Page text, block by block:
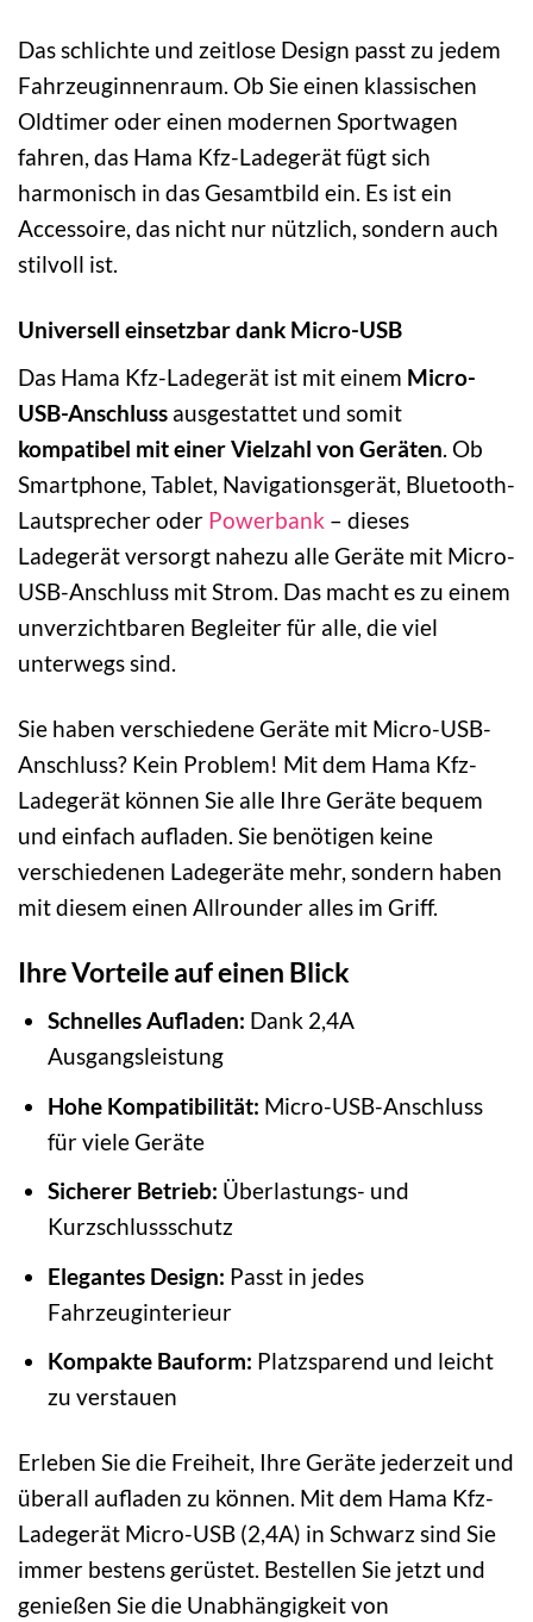
Das schlichte und zeitlose Design passt zu jedem
Fahrzeuginnenraum. Ob Sie einen klassischen
Oldtimer oder einen modernen Sportwagen
fahren, das Hama Kfz-Ladegerät fügt sich
harmonisch in das Gesamtbild ein. Es ist ein
Accessoire, das nicht nur nützlich, sondern auch
stilvoll ist.
Universell einsetzbar dank Micro-USB
Das Hama Kfz-Ladegerät ist mit einem Micro-
USB-Anschluss ausgestattet und somit
kompatibel mit einer Vielzahl von Geräten. Ob
Smartphone, Tablet, Navigationsgerät, Bluetooth-
Lautsprecher oder Powerbank – dieses
Ladegerät versorgt nahezu alle Geräte mit Micro-
USB-Anschluss mit Strom. Das macht es zu einem
unverzichtbaren Begleiter für alle, die viel
unterwegs sind.
Sie haben verschiedene Geräte mit Micro-USB-
Anschluss? Kein Problem! Mit dem Hama Kfz-
Ladegerät können Sie alle Ihre Geräte bequem
und einfach aufladen. Sie benötigen keine
verschiedenen Ladegeräte mehr, sondern haben
mit diesem einen Allrounder alles im Griff.
Ihre Vorteile auf einen Blick
Schnelles Aufladen: Dank 2,4A
Ausgangsleistung
Hohe Kompatibilität: Micro-USB-Anschluss
für viele Geräte
Sicherer Betrieb: Überlastungs- und
Kurzschlussschutz
Elegantes Design: Passt in jedes
Fahrzeuginterieur
Kompakte Bauform: Platzsparend und leicht
zu verstauen
Erleben Sie die Freiheit, Ihre Geräte jederzeit und
überall aufladen zu können. Mit dem Hama Kfz-
Ladegerät Micro-USB (2,4A) in Schwarz sind Sie
immer bestens gerüstet. Bestellen Sie jetzt und
genießen Sie die Unabhängigkeit von